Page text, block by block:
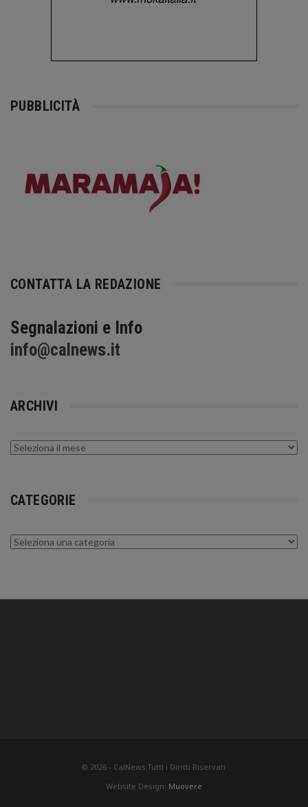
PUBBLICITÀ
CONTATTA LA REDAZIONE
Segnalazioni e Info
info@calnews.it
ARCHIVI
Archivi
CATEGORIE
Categorie
© 2026 - CalNews.Tutti i Diritti Riservati.
Website Design: Muovere